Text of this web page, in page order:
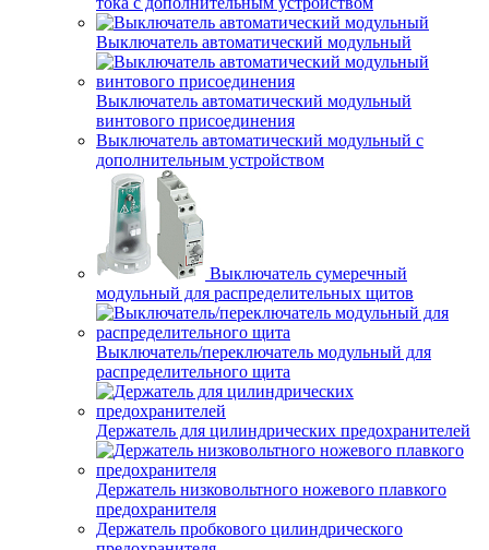
Выключатель автоматический модульный
Выключатель автоматический модульный
винтового присоединения
Выключатель автоматический модульный с
дополнительным устройством
Выключатель сумеречный
модульный для распределительных щитов
Выключатель/переключатель модульный для
распределительного щита
Держатель для цилиндрических предохранителей
Держатель низковольтного ножевого плавкого
предохранителя
Держатель пробкового цилиндрического